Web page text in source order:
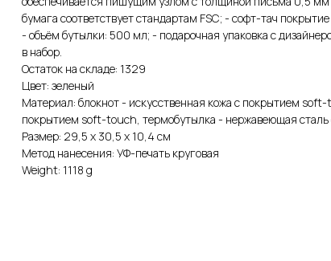
бумага соответствует стандартам FSC; - софт-тач
- объём бутылки: 500 мл; - подарочная упаковка с
в набор.
Остаток на складе: 1329
Цвет: зеленый
Материал: блокнот - искусственная кожа с покрытием
покрытием soft-touch, термобутылка - нержавеющая
Размер: 29,5 х 30,5 х 10,4 см
Метод нанесения: УФ-печать круговая
Weight: 1118 g